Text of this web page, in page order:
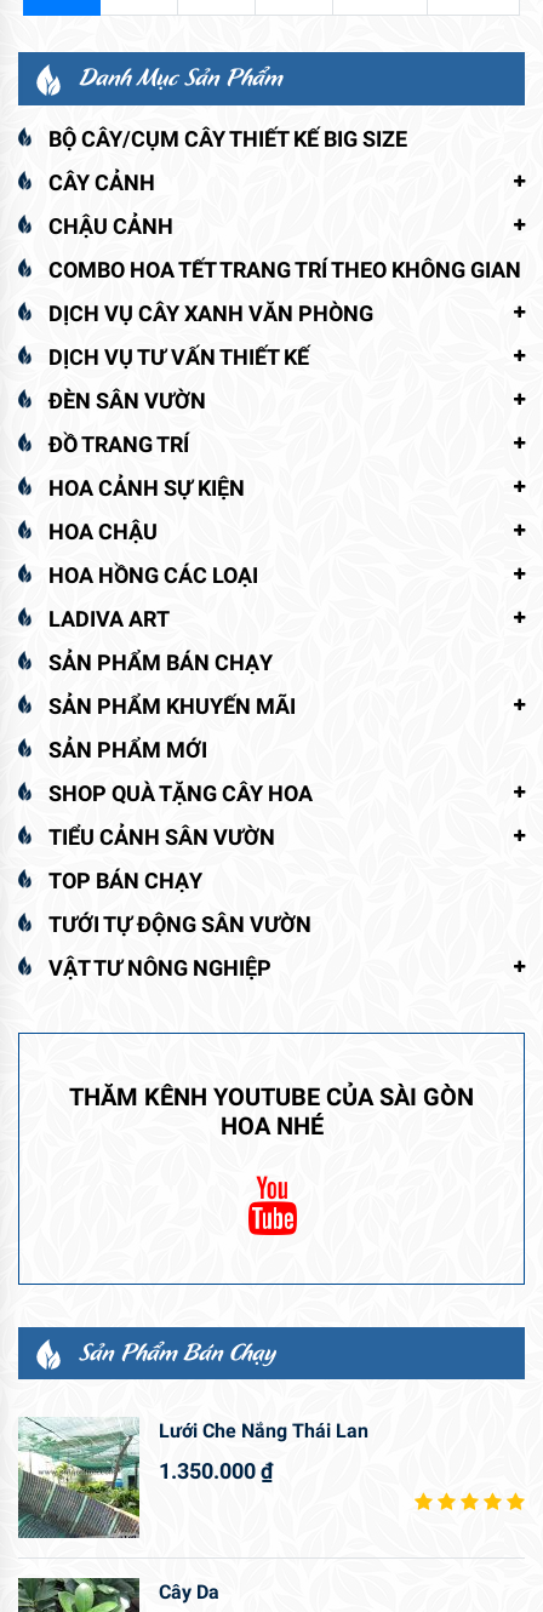
Danh Mục Sản Phẩm
BỘ CÂY/CỤM CÂY THIẾT KẾ BIG SIZE
CÂY CẢNH
CHẬU CẢNH
COMBO HOA TẾT TRANG TRÍ THEO KHÔNG GIAN
DỊCH VỤ CÂY XANH VĂN PHÒNG
DỊCH VỤ TƯ VẤN THIẾT KẾ
ĐÈN SÂN VƯỜN
ĐỒ TRANG TRÍ
HOA CẢNH SỰ KIỆN
HOA CHẬU
HOA HỒNG CÁC LOẠI
LADIVA ART
SẢN PHẨM BÁN CHẠY
SẢN PHẨM KHUYẾN MÃI
SẢN PHẨM MỚI
SHOP QUÀ TẶNG CÂY HOA
TIỂU CẢNH SÂN VƯỜN
TOP BÁN CHẠY
TƯỚI TỰ ĐỘNG SÂN VƯỜN
VẬT TƯ NÔNG NGHIỆP
THĂM KÊNH YOUTUBE CỦA SÀI GÒN
HOA NHÉ
Sản Phẩm Bán Chạy
Lưới Che Nắng Thái Lan
1.350.000₫
Cây Da